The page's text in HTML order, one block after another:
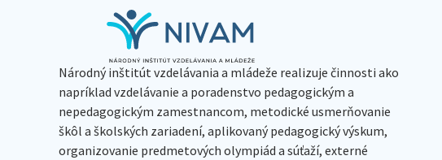
Národný inštitút vzdelávania a mládeže realizuje činnosti ako
napríklad vzdelávanie a poradenstvo pedagogickým a
nepedagogickým zamestnancom, metodické usmerňovanie
škôl a školských zariadení, aplikovaný pedagogický výskum,
organizovanie predmetových olympiád a súťaží, externé